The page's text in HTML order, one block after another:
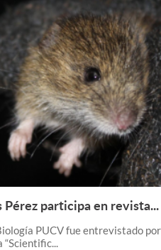
Leer Más +
Pérez participa en revista...
PUCV fue entrevistado por